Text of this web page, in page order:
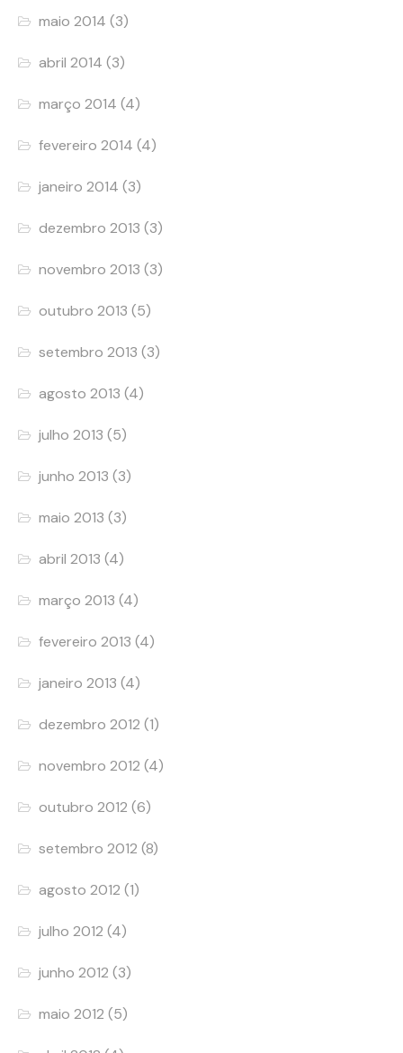
maio 2014 (3)
abril 2014 (3)
março 2014 (4)
fevereiro 2014 (4)
janeiro 2014 (3)
dezembro 2013 (3)
novembro 2013 (3)
outubro 2013 (5)
setembro 2013 (3)
agosto 2013 (4)
julho 2013 (5)
junho 2013 (3)
maio 2013 (3)
abril 2013 (4)
março 2013 (4)
fevereiro 2013 (4)
janeiro 2013 (4)
dezembro 2012 (1)
novembro 2012 (4)
outubro 2012 (6)
setembro 2012 (8)
agosto 2012 (1)
julho 2012 (4)
junho 2012 (3)
maio 2012 (5)